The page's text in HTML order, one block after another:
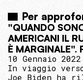
Per
"QUANDO
AMERICANI IL
È MARGINALE".
10 Gennaio 2022
In viaggio
Joe Biden ha